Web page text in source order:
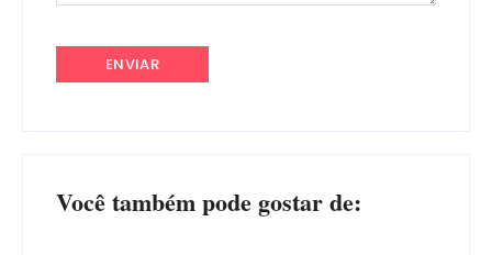
Você também pode gostar de: